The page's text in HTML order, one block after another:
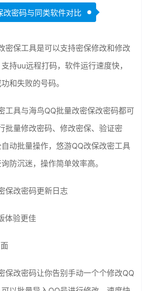
改密码与同类软件对比
密保工具是可以支持密保修改和修改
持uu远程打码，软件运行速度快，
和失败的号码。
工具与海鸟QQ批量改密保改密码都可
批量修改密码、修改密保、验证密
动批量操作，悠游QQ改保改密工具
防沉迷，操作简单效率高。
保改密码更新日志
体验更佳
保改密码让你告别手动一个个修改QQ